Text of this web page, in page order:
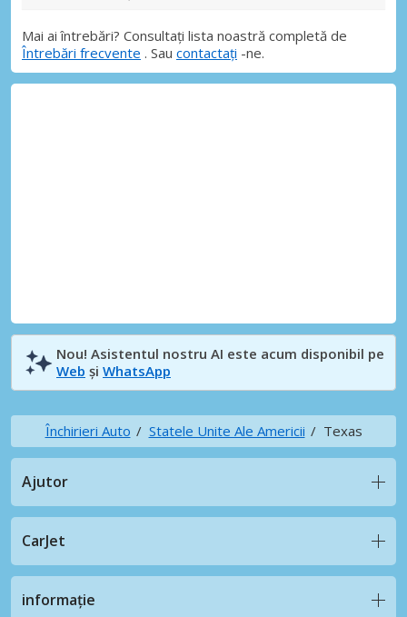
Mai ai întrebări? Consultați lista noastră completă de
Întrebări frecvente . Sau contactați -ne.
Nou! Asistentul nostru AI este acum disponibil pe
Web și WhatsApp
Închirieri Auto Statele Unite Ale Americii Texas
Ajutor
CarJet
informație